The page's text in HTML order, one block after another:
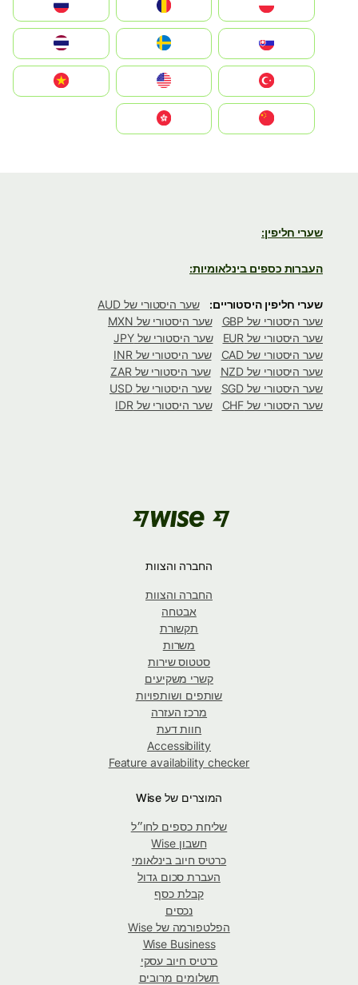
România
Slovensko
United States
Vietnam
שערי חליפין:
העברות כספים בינלאומיות:
שערי חליפין היסטוריים:
שער היסטורי של AUD
שער היסטורי של GBP
שער היסטורי של MXN
שער היסטורי של EUR
שער היסטורי של JPY
שער היסטורי של CAD
שער היסטורי של INR
שער היסטורי של NZD
שער היסטורי של ZAR
שער היסטורי של SGD
שער היסטורי של USD
שער היסטורי של CHF
שער היסטורי של IDR
החברה והצוות
החברה והצוות
אבטחה
תקשורת
משרות
סטטוס שירות
קשרי משקיעים
שותפים ושותפויות
מרכז העזרה
חוות דעת
Accessibility
Feature availability checker
המוצרים של Wise
שליחת כספים לחו״ל
חשבון Wise
כרטיס חיוב בינלאומי
העברת סכום גדול
קבלת כסף
נכסים
הפלטפורמה של Wise
Wise Business
כרטיס חיוב עסקי
תשלומים מרובים